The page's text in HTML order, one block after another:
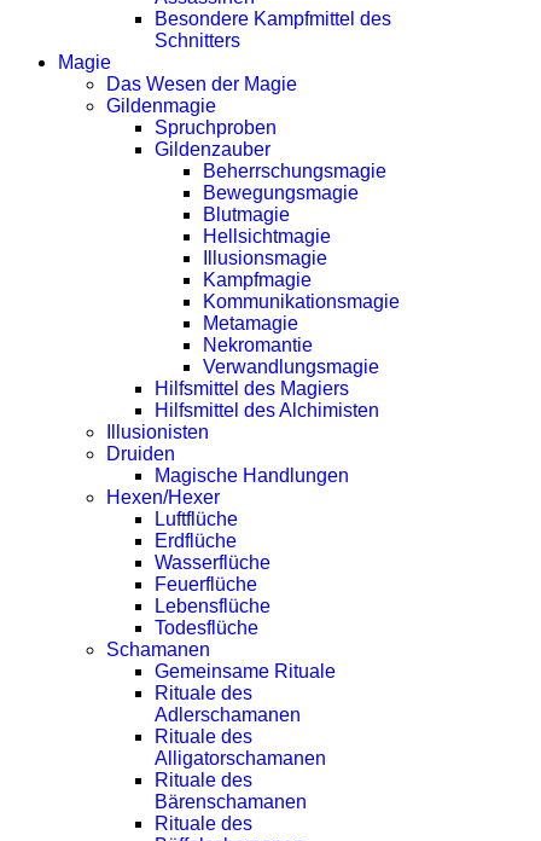
Besondere Kampfmittel des
Schnitters
Magie
Das Wesen der Magie
Gildenmagie
Spruchproben
Gildenzauber
Beherrschungsmagie
Bewegungsmagie
Blutmagie
Hellsichtmagie
Illusionsmagie
Kampfmagie
Kommunikationsmagie
Metamagie
Nekromantie
Verwandlungsmagie
Hilfsmittel des Magiers
Hilfsmittel des Alchimisten
Illusionisten
Druiden
Magische Handlungen
Hexen/Hexer
Luftflüche
Erdflüche
Wasserflüche
Feuerflüche
Lebensflüche
Todesflüche
Schamanen
Gemeinsame Rituale
Rituale des
Adlerschamanen
Rituale des
Alligatorschamanen
Rituale des
Bärenschamanen
Rituale des